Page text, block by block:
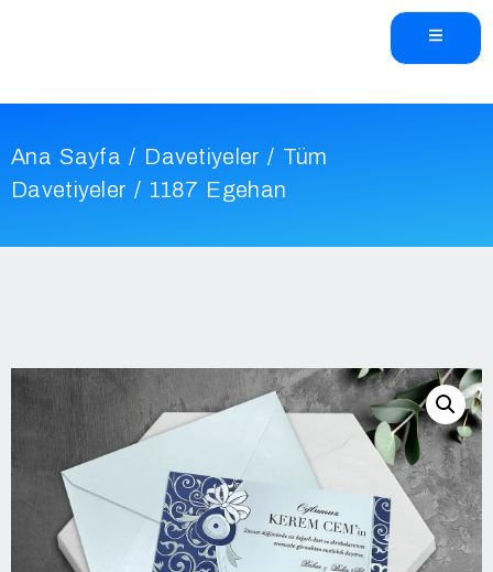
Ana Sayfa / Davetiyeler / Tüm
Davetiyeler / 1187 Egehan